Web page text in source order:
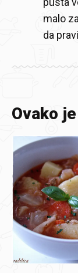
malo
da
Ovako